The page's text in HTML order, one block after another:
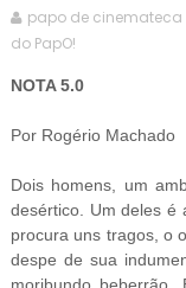
papo de cinemateca
do PapO!
NOTA 5.0
Por Rogério Machado
Dois homens, um
desértico. Um deles
procura uns tragos, o
despe de sua